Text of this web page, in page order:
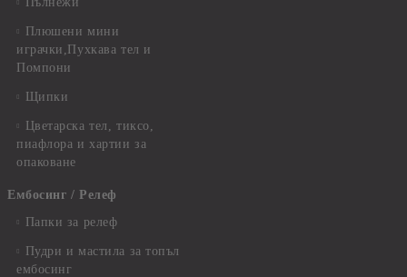
Плюшени мини
играчки,Пухкава тел и
Помпони
Щипки
Цветарска тел, тиксо,
пиафлора и хартии за
опаковане
Ембосинг / Релеф
Папки за релеф
Пудри и мастила за топъл
ембосинг